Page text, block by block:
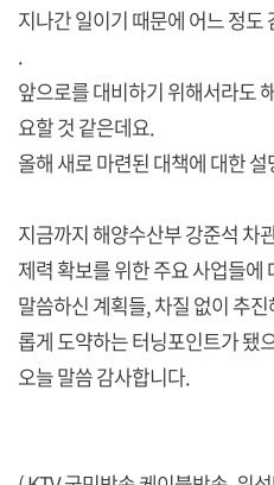
지나간 일이기 때문에 어느 정도
.
앞으로를 대비하기 위해서라도
요할 것 같은데요.
올해 새로 마련된 대책에 대한
지금까지 해양수산부 강준석 차
제력 확보를 위한 주요 사업들
말씀하신 계획들, 차질 없이 추
롭게 도약하는 터닝포인트가 됐
오늘 말씀 감사합니다.